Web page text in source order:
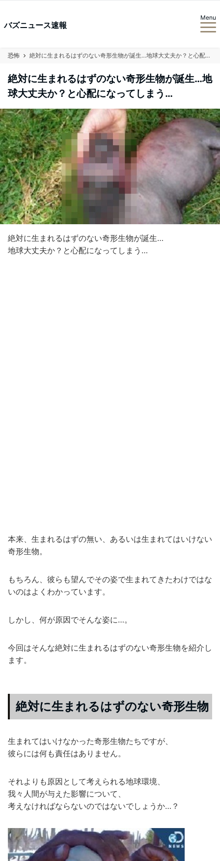
バズニュース速報
Menu
恐怖 絶対に生まれるはずのない奇形生物が誕生…地球大丈夫か？と心配になってしまう…
絶対に生まれるはずのない奇形生物が誕生…地
球大丈夫か？と心配になってしまう…
絶対に生まれるはずのない奇形生物が誕生…
地球大丈夫か？と心配になってしまう…
本来、生まれるはずの無い、あるいは生まれてはいけない
奇形生物。
もちろん、彼らも望んでその姿で生まれてきたわけではな
いのはよくわかっています。
しかし、何が原因でそんな姿に…。
今回はそんな絶対に生まれるはずのない奇形生物を紹介し
ます。
絶対に生まれるはずのない奇形生物
生まれてはいけなかった奇形生物たちですが、
彼らには何も責任はありません。
それよりも原因として考えられる地球環境、
我々人間が与えた影響について、
考えなければならないのではないでしょうか…？